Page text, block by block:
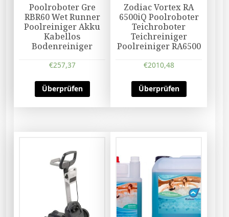
Poolroboter Gre
RBR60 Wet Runner
Poolreiniger Akku
Kabellos
Bodenreiniger
€257,37
Überprüfen
Zodiac Vortex RA
6500iQ Poolroboter
Teichroboter
Teichreiniger
Poolreiniger RA6500
€2010,48
Überprüfen